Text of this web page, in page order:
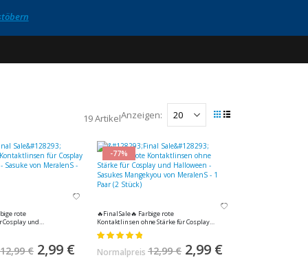
19ArtikelAnzeigen
Ansicht
und
12,99 € Sonderangebot
2,99 €
-77%
🔥Final Sale🔥 Farbige rote
Kontaktlinsen ohne Stärke für Cosplay
und Halloween - Sasukes Mangekyou
von MeralenS - 1 Paar (2 Stück)
Bewertung:
Normalpreis 12,99 € Sonderangebot
2,99 €